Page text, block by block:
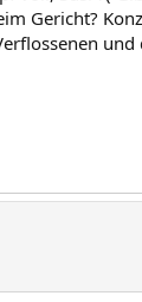
Gericht?
und